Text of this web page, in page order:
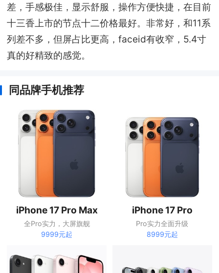
差，手感极佳，显示舒服，操作方便快捷，在目前
十三香上市的节点十二价格最好。非常好，和11系
列差不多，但屏占比更高，faceid有收窄，5.4寸
真的好精致的感觉。
同品牌手机推荐
iPhone 17 Pro Max
全Pro实力，大屏旗舰
9999元起
iPhone 17 Pro
Pro实力全面升级
8999元起